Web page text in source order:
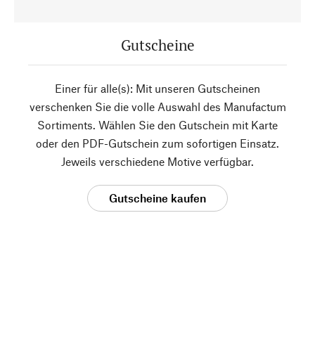
Gutscheine
Einer für alle(s): Mit unseren Gutscheinen
verschenken Sie die volle Auswahl des Manufactum
Sortiments. Wählen Sie den Gutschein mit Karte
oder den PDF-Gutschein zum sofortigen Einsatz.
Jeweils verschiedene Motive verfügbar.
Gutscheine kaufen